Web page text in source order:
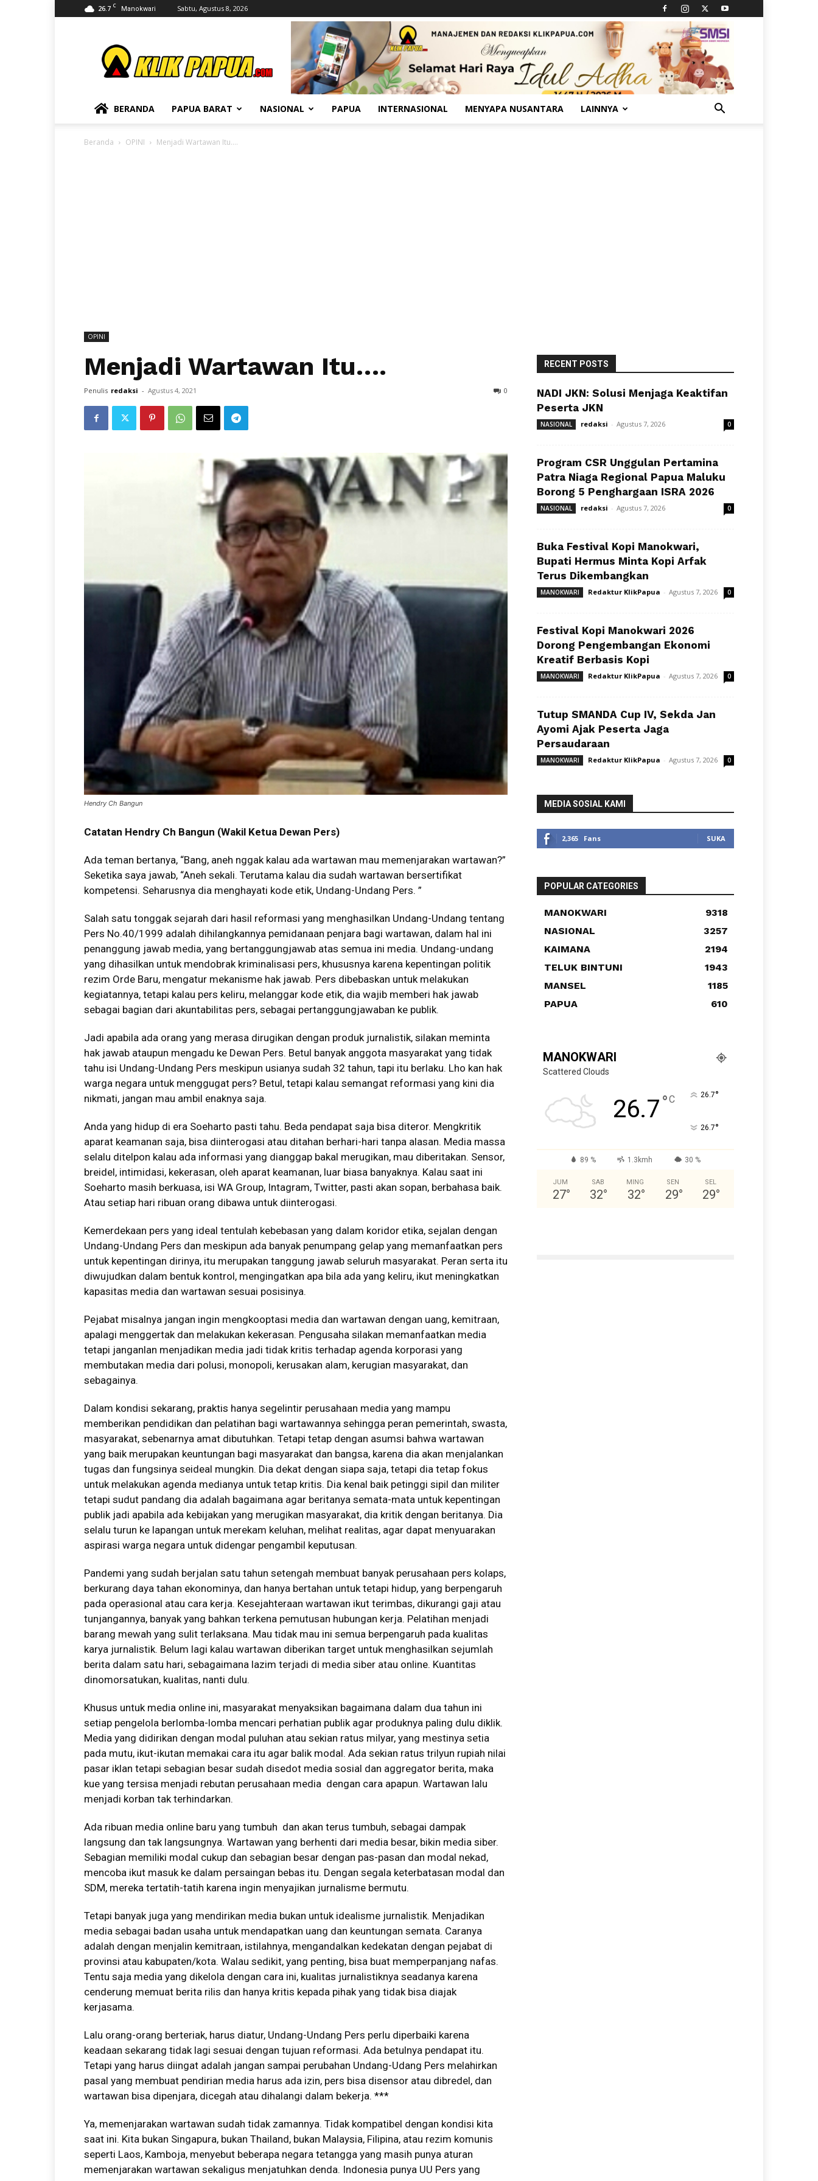
26.7 C Manokwari Sabtu, Agustus 8, 2026
BERANDA PAPUA BARAT NASIONAL PAPUA INTERNASIONAL MENYAPA NUSANTARA LAINNYA
Beranda OPINI Menjadi Wartawan Itu….
OPINI
Menjadi Wartawan Itu….
Penulis redaksi - Agustus 4, 2021 0
Hendry Ch Bangun
Catatan Hendry Ch Bangun (Wakil Ketua Dewan Pers)
Ada teman bertanya, “Bang, aneh nggak kalau ada wartawan mau memenjarakan wartawan?”
Seketika saya jawab, “Aneh sekali. Terutama kalau dia sudah wartawan bersertifikat
kompetensi. Seharusnya dia menghayati kode etik, Undang-Undang Pers. ”
Salah satu tonggak sejarah dari hasil reformasi yang menghasilkan Undang-Undang tentang
Pers No.40/1999 adalah dihilangkannya pemidanaan penjara bagi wartawan, dalam hal ini
penanggung jawab media, yang bertanggungjawab atas semua ini media. Undang-undang
yang dihasilkan untuk mendobrak kriminalisasi pers, khususnya karena kepentingan politik
rezim Orde Baru, mengatur mekanisme hak jawab. Pers dibebaskan untuk melakukan
kegiatannya, tetapi kalau pers keliru, melanggar kode etik, dia wajib memberi hak jawab
sebagai bagian dari akuntabilitas pers, sebagai pertanggungjawaban ke publik.
Jadi apabila ada orang yang merasa dirugikan dengan produk jurnalistik, silakan meminta
hak jawab ataupun mengadu ke Dewan Pers. Betul banyak anggota masyarakat yang tidak
tahu isi Undang-Undang Pers meskipun usianya sudah 32 tahun, tapi itu berlaku. Lho kan hak
warga negara untuk menggugat pers? Betul, tetapi kalau semangat reformasi yang kini dia
nikmati, jangan mau ambil enaknya saja.
Anda yang hidup di era Soeharto pasti tahu. Beda pendapat saja bisa diteror. Mengkritik
aparat keamanan saja, bisa diinterogasi atau ditahan berhari-hari tanpa alasan. Media massa
selalu ditelpon kalau ada informasi yang dianggap bakal merugikan, mau diberitakan. Sensor,
breidel, intimidasi, kekerasan, oleh aparat keamanan, luar biasa banyaknya. Kalau saat ini
Soeharto masih berkuasa, isi WA Group, Intagram, Twitter, pasti akan sopan, berbahasa baik.
Atau setiap hari ribuan orang dibawa untuk diinterogasi.
Kemerdekaan pers yang ideal tentulah kebebasan yang dalam koridor etika, sejalan dengan
Undang-Undang Pers dan meskipun ada banyak penumpang gelap yang memanfaatkan pers
untuk kepentingan dirinya, itu merupakan tanggung jawab seluruh masyarakat. Peran serta itu
diwujudkan dalam bentuk kontrol, mengingatkan apa bila ada yang keliru, ikut meningkatkan
kapasitas media dan wartawan sesuai posisinya.
Pejabat misalnya jangan ingin mengkooptasi media dan wartawan dengan uang, kemitraan,
apalagi menggertak dan melakukan kekerasan. Pengusaha silakan memanfaatkan media
tetapi janganlan menjadikan media jadi tidak kritis terhadap agenda korporasi yang
membutakan media dari polusi, monopoli, kerusakan alam, kerugian masyarakat, dan
sebagainya.
Dalam kondisi sekarang, praktis hanya segelintir perusahaan media yang mampu
memberikan pendidikan dan pelatihan bagi wartawannya sehingga peran pemerintah, swasta,
masyarakat, sebenarnya amat dibutuhkan. Tetapi tetap dengan asumsi bahwa wartawan
yang baik merupakan keuntungan bagi masyarakat dan bangsa, karena dia akan menjalankan
tugas dan fungsinya seideal mungkin. Dia dekat dengan siapa saja, tetapi dia tetap fokus
untuk melakukan agenda medianya untuk tetap kritis. Dia kenal baik petinggi sipil dan militer
tetapi sudut pandang dia adalah bagaimana agar beritanya semata-mata untuk kepentingan
publik jadi apabila ada kebijakan yang merugikan masyarakat, dia kritik dengan beritanya. Dia
selalu turun ke lapangan untuk merekam keluhan, melihat realitas, agar dapat menyuarakan
aspirasi warga negara untuk didengar pengambil keputusan.
Pandemi yang sudah berjalan satu tahun setengah membuat banyak perusahaan pers kolaps,
berkurang daya tahan ekonominya, dan hanya bertahan untuk tetapi hidup, yang berpengaruh
pada operasional atau cara kerja. Kesejahteraan wartawan ikut terimbas, dikurangi gaji atau
tunjangannya, banyak yang bahkan terkena pemutusan hubungan kerja. Pelatihan menjadi
barang mewah yang sulit terlaksana. Mau tidak mau ini semua berpengaruh pada kualitas
karya jurnalistik. Belum lagi kalau wartawan diberikan target untuk menghasilkan sejumlah
berita dalam satu hari, sebagaimana lazim terjadi di media siber atau online. Kuantitas
dinomorsatukan, kualitas, nanti dulu.
Khusus untuk media online ini, masyarakat menyaksikan bagaimana dalam dua tahun ini
setiap pengelola berlomba-lomba mencari perhatian publik agar produknya paling dulu diklik.
Media yang didirikan dengan modal puluhan atau sekian ratus milyar, yang mestinya setia
pada mutu, ikut-ikutan memakai cara itu agar balik modal. Ada sekian ratus trilyun rupiah nilai
pasar iklan tetapi sebagian besar sudah disedot media sosial dan aggregator berita, maka
kue yang tersisa menjadi rebutan perusahaan media dengan cara apapun. Wartawan lalu
menjadi korban tak terhindarkan.
Ada ribuan media online baru yang tumbuh dan akan terus tumbuh, sebagai dampak
langsung dan tak langsungnya. Wartawan yang berhenti dari media besar, bikin media siber.
Sebagian memiliki modal cukup dan sebagian besar dengan pas-pasan dan modal nekad,
mencoba ikut masuk ke dalam persaingan bebas itu. Dengan segala keterbatasan modal dan
SDM, mereka tertatih-tatih karena ingin menyajikan jurnalisme bermutu.
Tetapi banyak juga yang mendirikan media bukan untuk idealisme jurnalistik. Menjadikan
media sebagai badan usaha untuk mendapatkan uang dan keuntungan semata. Caranya
adalah dengan menjalin kemitraan, istilahnya, mengandalkan kedekatan dengan pejabat di
provinsi atau kabupaten/kota. Walau sedikit, yang penting, bisa buat memperpanjang nafas.
Tentu saja media yang dikelola dengan cara ini, kualitas jurnalistiknya seadanya karena
cenderung memuat berita rilis dan hanya kritis kepada pihak yang tidak bisa diajak
kerjasama.
Lalu orang-orang berteriak, harus diatur, Undang-Undang Pers perlu diperbaiki karena
keadaan sekarang tidak lagi sesuai dengan tujuan reformasi. Ada betulnya pendapat itu.
Tetapi yang harus diingat adalah jangan sampai perubahan Undang-Udang Pers melahirkan
pasal yang membuat pendirian media harus ada izin, pers bisa disensor atau dibredel, dan
wartawan bisa dipenjara, dicegah atau dihalangi dalam bekerja. ***
Ya, memenjarakan wartawan sudah tidak zamannya. Tidak kompatibel dengan kondisi kita
saat ini. Kita bukan Singapura, bukan Thailand, bukan Malaysia, Filipina, atau rezim komunis
seperti Laos, Kamboja, menyebut beberapa negara tetangga yang masih punya aturan
memenjarakan wartawan sekaligus menjatuhkan denda. Indonesia punya UU Pers yang
RECENT POSTS
NADI JKN: Solusi Menjaga Keaktifan
Peserta JKN
NASIONAL redaksi - Agustus 7, 2026 0
Program CSR Unggulan Pertamina
Patra Niaga Regional Papua Maluku
Borong 5 Penghargaan ISRA 2026
NASIONAL redaksi - Agustus 7, 2026 0
Buka Festival Kopi Manokwari,
Bupati Hermus Minta Kopi Arfak
Terus Dikembangkan
MANOKWARI Redaktur KlikPapua - Agustus 7, 2026 0
Festival Kopi Manokwari 2026
Dorong Pengembangan Ekonomi
Kreatif Berbasis Kopi
MANOKWARI Redaktur KlikPapua - Agustus 7, 2026 0
Tutup SMANDA Cup IV, Sekda Jan
Ayomi Ajak Peserta Jaga
Persaudaraan
MANOKWARI Redaktur KlikPapua - Agustus 7, 2026 0
MEDIA SOSIAL KAMI
2,365 Fans SUKA
POPULAR CATEGORIES
MANOKWARI
9318
NASIONAL
3257
KAIMANA
2194
TELUK BINTUNI
1943
MANSEL
1185
PAPUA
610
MANOKWARI
Scattered Clouds
26.7°C 26.7°
26.7°
89 % 1.3kmh 30 %
JUM
27°
SAB
32°
MING
32°
SEN
29°
SEL
29°